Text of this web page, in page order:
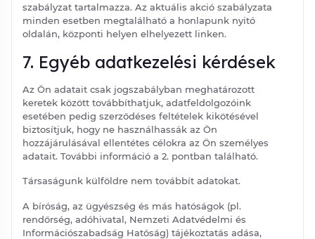
szabályzat tartalmazza. Az aktuális akció szabályzata
minden esetben megtalálható a honlapunk nyitó
oldalán, központi helyen elhelyezett linken.
7. Egyéb adatkezelési kérdések
Az Ön adatait csak jogszabályban meghatározott
keretek között továbbíthatjuk, adatfeldolgozóink
esetében pedig szerződéses feltételek kikötésével
biztosítjuk, hogy ne használhassák az Ön
hozzájárulásával ellentétes célokra az Ön személyes
adatait. További információ a 2. pontban található.
Társaságunk külföldre nem továbbít adatokat.
A bíróság, az ügyészség és más hatóságok (pl.
rendőrség, adóhivatal, Nemzeti Adatvédelmi és
Információszabadság Hatóság) tájékoztatás adása,